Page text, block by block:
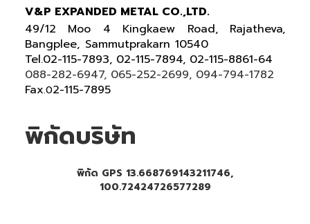
V&P EXPANDED METAL CO.,LTD.
49/12 Moo 4 Kingkaew Road, Rajatheva,
Bangplee, Sammutprakarn 10540
Tel.02-115-7893, 02-115-7894, 02-115-8861-64
088-282-6947, 065-252-2699, 094-794-1782
Fax.02-115-7895
พิกัดบริษัท
พิกัด GPS 13.668769143211746,
100.72424726577289